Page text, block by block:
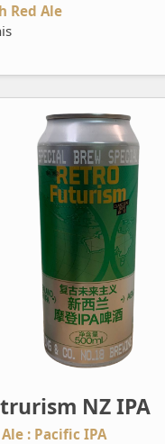
Red Ale
IPA
NZ IPA
: Pacific IPA